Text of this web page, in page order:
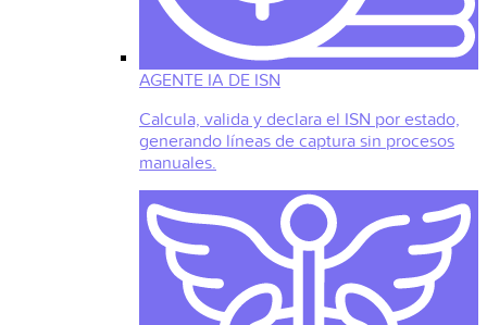
AGENTE IA DE ISN
Calcula, valida y declara el ISN por estado,
generando líneas de captura sin procesos
manuales.